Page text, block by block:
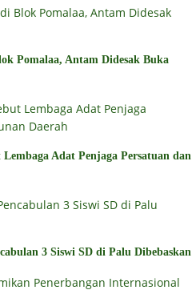
Pomalaa, Antam Didesak Buka
Adat Penjaga Persatuan dan
3 Siswi SD di Palu Dibebaskan